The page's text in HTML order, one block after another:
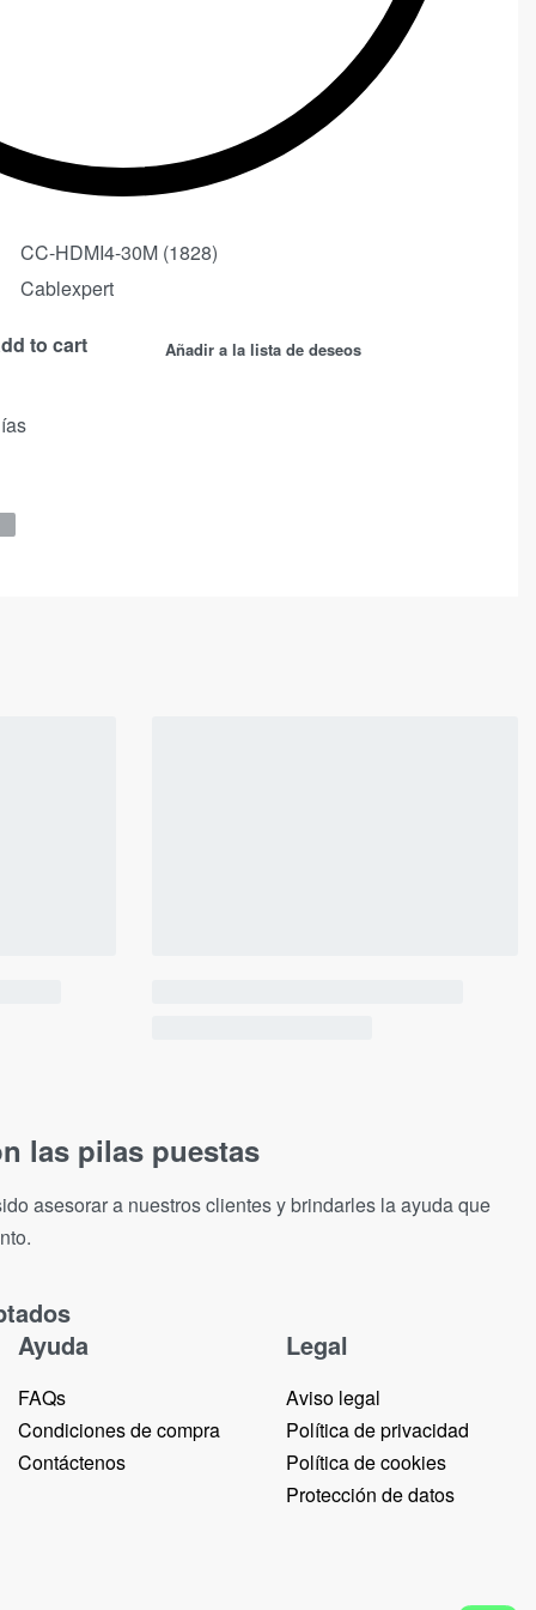
CC-HDMI4-30M (1828)
Cablexpert
to cart Añadir a la lista de deseos
las pilas puestas
asesorar a nuestros clientes y brindarles la ayuda que
Ayuda
FAQs
Condiciones de compra
Contáctenos
Legal
Aviso legal
Política de privacidad
Política de cookies
Protección de datos